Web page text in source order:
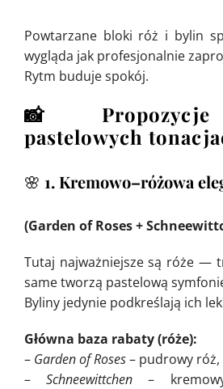
Powtarzane bloki róż i bylin
wygląda jak profesjonalnie
Rytm buduje spokój.
📸
pastelowych
🌸 1. Kremowo–różowa
(Garden of Roses +
Tutaj najważniejsze są róże —
same tworzą pastelową
Byliny jedynie podkreślają ich
Główna baza rabaty (róże):
– Garden of Roses– pudrowy
–Schneewittchen –